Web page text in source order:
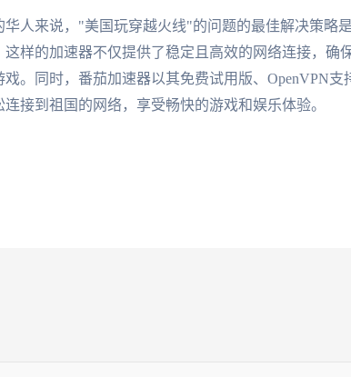
华人来说，"美国玩穿越火线"的问题的最佳解决策略
样的加速器不仅提供了稳定且高效的网络连接，确
。同时，番茄加速器以其免费试用版、OpenVPN支
接到祖国的网络，享受畅快的游戏和娱乐体验。